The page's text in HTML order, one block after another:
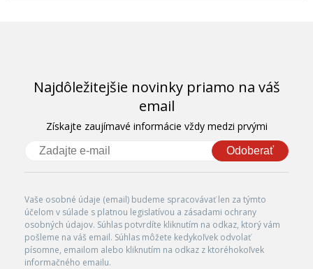
Najdôležitejšie novinky priamo na váš
email
Získajte zaujímavé informácie vždy medzi prvými
Odoberať
Vaše osobné údaje (email) budeme spracovávať len za týmto
účelom v súlade s platnou legislatívou a zásadami ochrany
osobných údajov. Súhlas potvrdíte kliknutím na odkaz, ktorý vám
pošleme na váš email. Súhlas môžete kedykoľvek odvolať
písomne, emailom alebo kliknutím na odkaz z ktoréhokoľvek
informačného emailu.